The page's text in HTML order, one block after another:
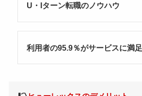
U・Iターン転職のノウハウ
利用者の95.9％がサービスに満足